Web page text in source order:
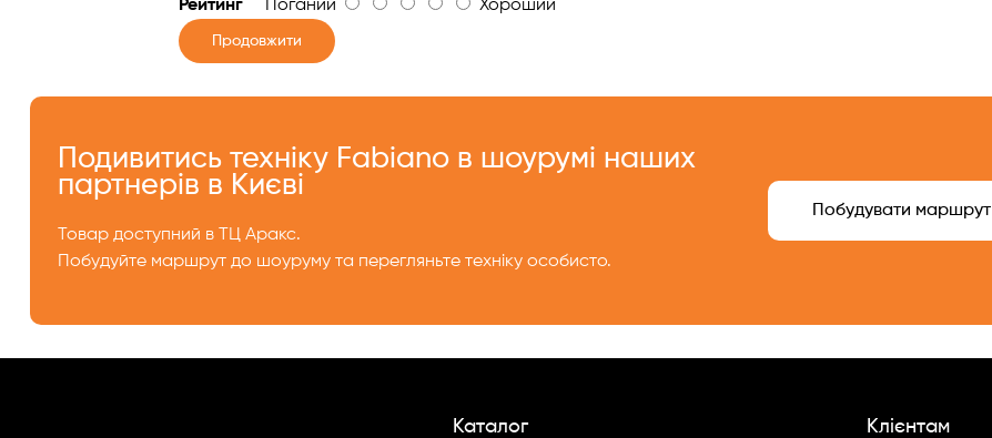
Рейтинг Поганий Хороший
Продовжити
Подивитись техніку Fabiano в шоурумі наших
партнерів в Києві
Товар доступний в ТЦ Аракс.
Побудуйте маршрут до шоуруму та перегляньте техніку особисто.
Побудувати маршрут
Каталог Клієнтам